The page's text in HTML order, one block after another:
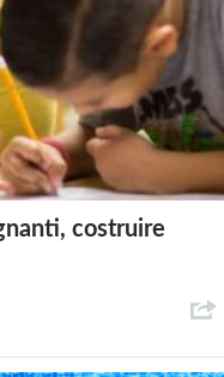
costruire